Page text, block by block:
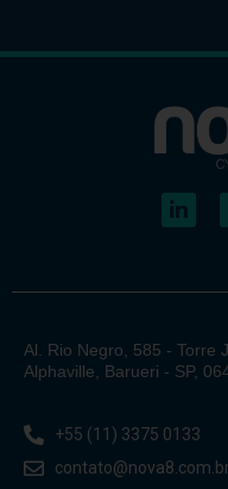
Al. Rio Negro, 585 - Torre
Alphaville, Barueri - SP,
+55 (11) 3375 0133
contato@nova8.com.br